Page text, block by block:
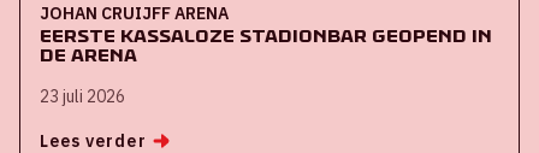
JOHAN CRUIJFF ARENA
Eerste kassaloze stadionbar geopend in
de ArenA
23 juli 2026
Lees verder